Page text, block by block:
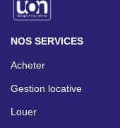
NOS SERVICES
Acheter
Gestion locative
Louer